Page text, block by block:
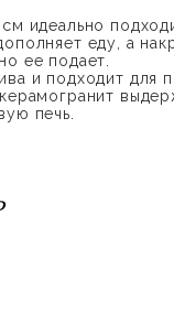
идеально
еду, а
ее подает.
и подходит для
печь.